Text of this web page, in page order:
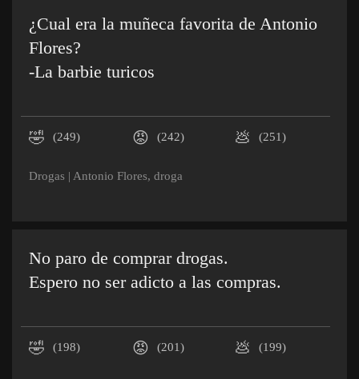
¿Cual era la muñeca favorita de Antonio
Flores?
-La barbie turicos
🤣 (249) 😡 (242) 💩 (251)
Drogas | Antonio Flores, droga
No paro de comprar drogas.
Espero no ser adicto a las compras.
🤣 (198) 😡 (201) 💩 (199)